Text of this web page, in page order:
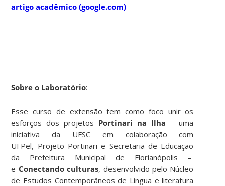
artigo acadêmico (google.com)
Sobre o Laboratório:
Esse curso de extensão tem como foco unir os
esforços dos projetos Portinari na Ilha – uma
iniciativa da UFSC em colaboração com
UFPel, Projeto Portinari e Secretaria de Educação
da Prefeitura Municipal de Florianópolis –
e Conectando culturas, desenvolvido pelo Núcleo
de Estudos Contemporâneos de Língua e literatura